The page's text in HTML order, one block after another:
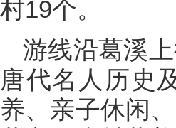
村19个。
游线沿葛溪
唐代名人历史
养、亲子休闲